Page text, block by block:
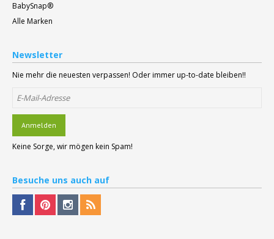
BabySnap®
Alle Marken
Newsletter
Nie mehr die neuesten verpassen! Oder immer up-to-date bleiben!!
Anmelden
Keine Sorge, wir mögen kein Spam!
Besuche uns auch auf